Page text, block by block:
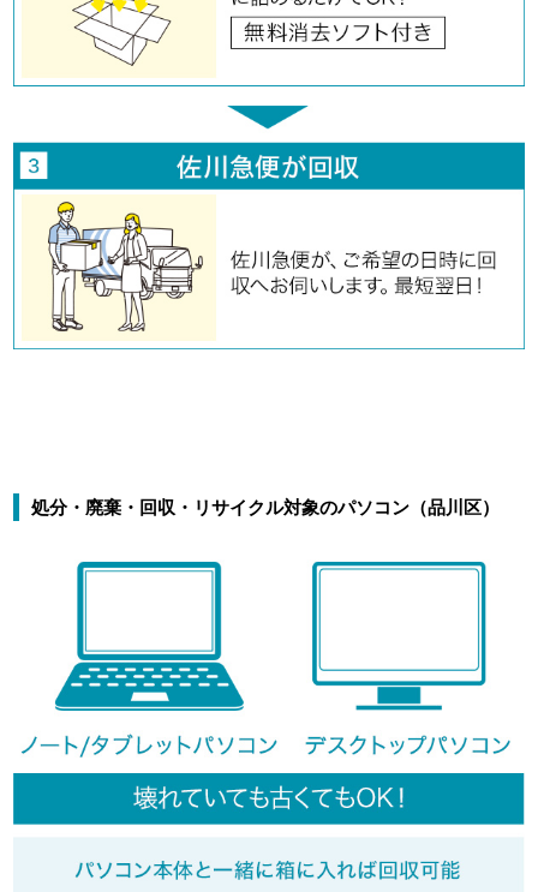
処分・廃棄・回収・リサイクル対象のパソコン（品川区）